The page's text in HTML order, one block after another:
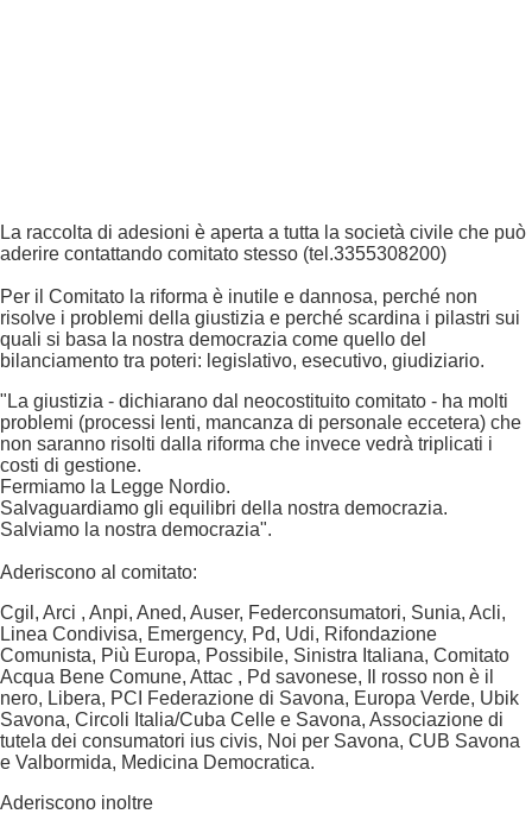
La raccolta di adesioni è aperta a tutta la società civile che può
aderire contattando comitato stesso (tel.3355308200)
Per il Comitato la riforma è inutile e dannosa, perché non
risolve i problemi della giustizia e perché scardina i pilastri sui
quali si basa la nostra democrazia come quello del
bilanciamento tra poteri: legislativo, esecutivo, giudiziario.
"La giustizia - dichiarano dal neocostituito comitato - ha molti
problemi (processi lenti, mancanza di personale eccetera) che
non saranno risolti dalla riforma che invece vedrà triplicati i
costi di gestione.
Fermiamo la Legge Nordio.
Salvaguardiamo gli equilibri della nostra democrazia.
Salviamo la nostra democrazia".
Aderiscono al comitato:
Cgil, Arci , Anpi, Aned, Auser, Federconsumatori, Sunia, Acli,
Linea Condivisa, Emergency, Pd, Udi, Rifondazione
Comunista, Più Europa, Possibile, Sinistra Italiana, Comitato
Acqua Bene Comune, Attac , Pd savonese, Il rosso non è il
nero, Libera, PCI Federazione di Savona, Europa Verde, Ubik
Savona, Circoli Italia/Cuba Celle e Savona, Associazione di
tutela dei consumatori ius civis, Noi per Savona, CUB Savona
e Valbormida, Medicina Democratica.
Aderiscono inoltre